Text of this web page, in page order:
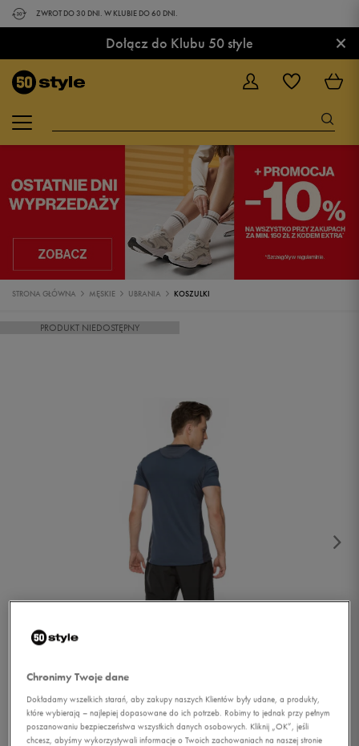
ZWROT DO 30 DNI. W KLUBIE DO 60 DNI.
Dołącz do Klubu 50 style ×
STRONA GŁÓWNA MĘSKIE UBRANIA KOSZULKI
PRODUKT NIEDOSTĘPNY
Chronimy Twoje dane
Dokładamy wszelkich starań, aby zakupy naszych Klientów były udane, a produkty,
które wybierają – najlepiej dopasowane do ich potrzeb. Robimy to jednak przy pełnym
poszanowaniu bezpieczeństwa wszystkich danych osobowych. Kliknij „OK”, jeśli
chcesz, abyśmy wykorzystywali informacje o Twoich zachowaniach na naszej stronie